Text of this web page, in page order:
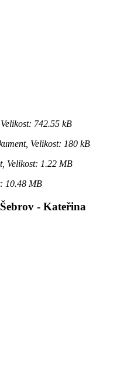
742.55 kB
Velikost: 180 kB
Velikost: 1.22 MB
10.48 MB
- Kateřina